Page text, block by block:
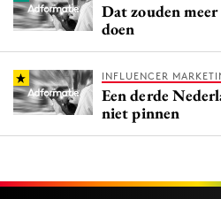
Dat zouden
doen
INFLUENCER
Een derde
niet pinnen